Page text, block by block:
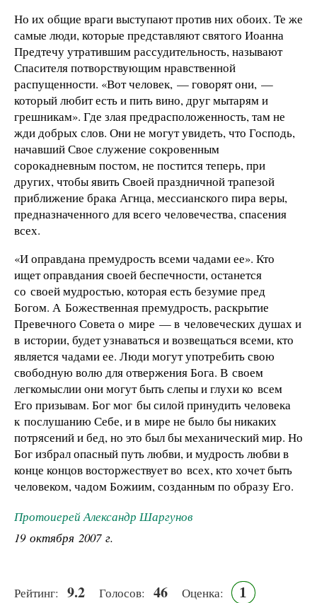
Но их общие враги выступают против них обоих. Те же
самые люди, которые представляют святого Иоанна
Предтечу утратившим рассудительность, называют
Спасителя потворствующим нравственной
распущенности. «Вот человек, — говорят они, —
который любит есть и пить вино, друг мытарям и
грешникам». Где злая предрасположенность, там не
жди добрых слов. Они не могут увидеть, что Господь,
начавший Свое служение сокровенным
сорокадневным постом, не постится теперь, при
других, чтобы явить Своей праздничной трапезой
приближение брака Агнца, мессианского пира веры,
предназначенного для всего человечества, спасения
всех.
«И оправдана премудрость всеми чадами ее». Кто
ищет оправдания своей беспечности, останется
со своей мудростью, которая есть безумие пред
Богом. А Божественная премудрость, раскрытие
Превечного Совета о мире — в человеческих душах и
в истории, будет узнаваться и возвещаться всеми, кто
является чадами ее. Люди могут употребить свою
свободную волю для отвержения Бога. В своем
легкомыслии они могут быть слепы и глухи ко всем
Его призывам. Бог мог бы силой принудить человека
к послушанию Себе, и в мире не было бы никаких
потрясений и бед, но это был бы механический мир. Но
Бог избрал опасный путь любви, и мудрость любви в
конце концов восторжествует во всех, кто хочет быть
человеком, чадом Божиим, созданным по образу Его.
Протоиерей Александр Шаргунов
19 октября 2007 г.
Рейтинг: 9.2 Голосов: 46 Оценка: 1